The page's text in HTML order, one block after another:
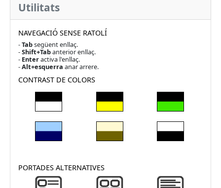
Utilitats
NAVEGACIÓ SENSE RATOLÍ
-Tabsegüent enllaç.
-Shift+Tabanterior enllaç.
- Enteractiva l'enllaç.
-Alt+esquerra anar arrere.
CONTRAST DE COLORS
PORTADES ALTERNATIVES